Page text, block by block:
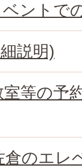
ントで
説明)
等の予
のエレ